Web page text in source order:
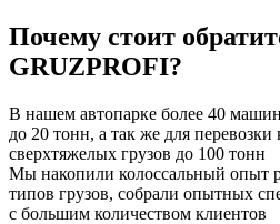
Почему стоит
GRUZPROFI?
В нашем автопарке более 40
до 20 тонн, а так же для
сверхтяжелых грузов до 100 тонн
Мы накопили колоссальный опыт
типов грузов, собрали опытных
с большим количеством клиентов